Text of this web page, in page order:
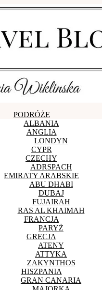
PODRÓŻE
ALBANIA
ANGLIA
LONDYN
CYPR
CZECHY
ADRSPACH
EMIRATY ARABSKIE
ABU DHABI
DUBAJ
FUJAIRAH
RAS AL KHAIMAH
FRANCJA
PARYŻ
GRECJA
ATENY
ATTYKA
ZAKYNTHOS
HISZPANIA
GRAN CANARIA